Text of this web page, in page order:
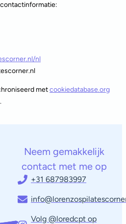
nl
metcookiedatabase.org
Neem gemakkelijk
contact met me op
+31 687983997
Volg @loredcpt op